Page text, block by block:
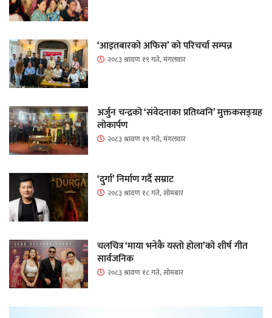
‘आइतबारको अफिस’ को परिचर्चा सम्पन्न
२०८३ श्रावण १९ गते, मंगलवार
अर्जुन चन्द्रको ‘संवेदनाका प्रतिध्वनि’ मुक्तकसङ्ग्रह
लोकार्पण
२०८३ श्रावण १९ गते, मंगलवार
‘दुर्गा’ निर्माण गर्दै सम्राट
२०८३ श्रावण १८ गते, सोमबार
चलचित्र ‘माया भनेकै यस्तो होला’को शीर्ष गीत
सार्वजनिक
२०८३ श्रावण १८ गते, सोमबार